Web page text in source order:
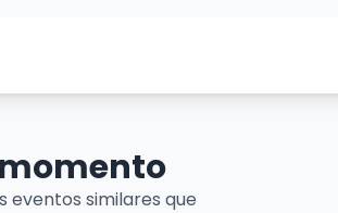
eventos similares que